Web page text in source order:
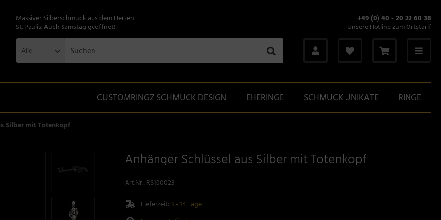
Massiver Silberschmuck aus dem Herzen
St. Paulis. Auch Samstag geöffnet!
+49 (0) 40 - 20 22 60 38
Unsere Hotline zum Ortstarif
Alle
CUSTOMRINGZ SCHMUCK DESIGN EHERINGE SCHMUCK UNIKATE RINGE
Silber mit Totenkopf
Anhänger Schlüssel aus Silber mit Totenkopf
Art.Nr.: RS100023
Lieferzeit: 3 - 14 Tage